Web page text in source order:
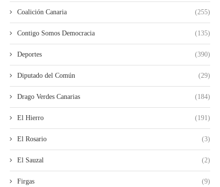
Coalición Canaria (255)
Contigo Somos Democracia (135)
Deportes (390)
Diputado del Común (29)
Drago Verdes Canarias (184)
El Hierro (191)
El Rosario (3)
El Sauzal (2)
Firgas (9)